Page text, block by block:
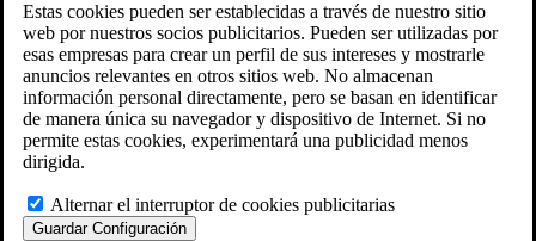
Estas cookies pueden ser establecidas a través de nuestro sitio
web por nuestros socios publicitarios. Pueden ser utilizadas por
esas empresas para crear un perfil de sus intereses y mostrarle
anuncios relevantes en otros sitios web. No almacenan
información personal directamente, pero se basan en identificar
de manera única su navegador y dispositivo de Internet. Si no
permite estas cookies, experimentará una publicidad menos
dirigida.
Alternar el interruptor de cookies publicitarias
Guardar Configuración
Acerca de CCK